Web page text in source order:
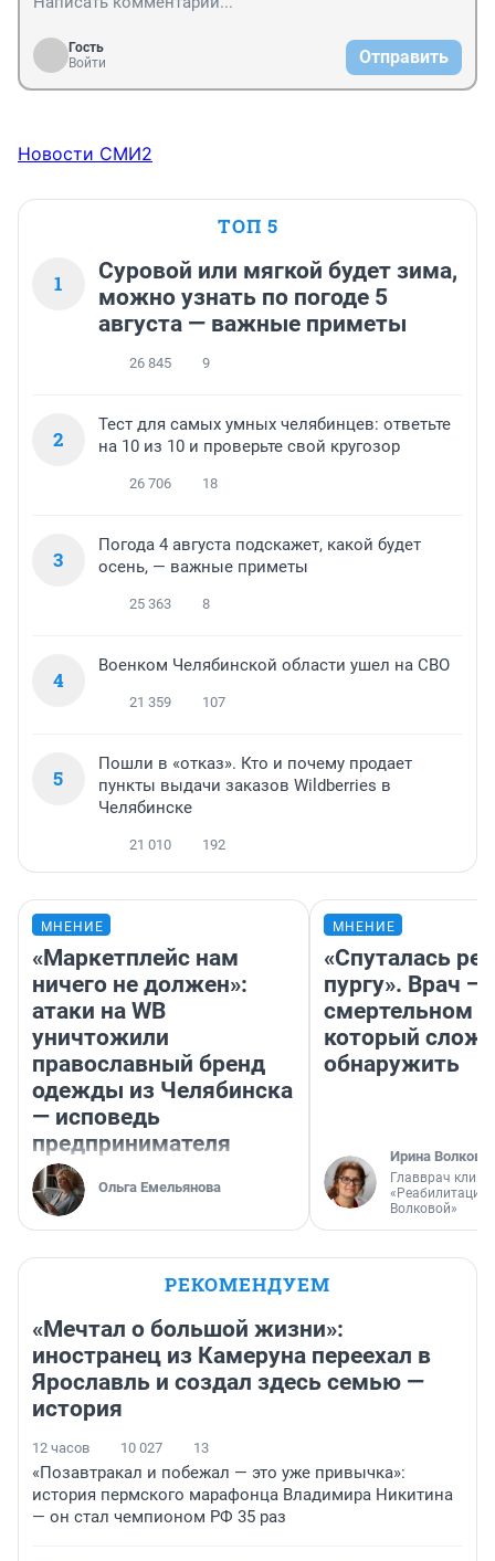
Гость
Войти
Отправить
Новости СМИ2
ТОП 5
1
Суровой или мягкой будет зима,
можно узнать по погоде 5
августа — важные приметы
26 845 9
2
Тест для самых умных челябинцев: ответьте
на 10 из 10 и проверьте свой кругозор
26 706 18
3
Погода 4 августа подскажет, какой будет
осень, — важные приметы
25 363 8
4
Военком Челябинской области ушел на СВО
21 359 107
5
Пошли в «отказ». Кто и почему продает
пункты выдачи заказов Wildberries в
Челябинске
21 010 192
МНЕНИЕ
«Маркетплейс нам
ничего не должен»:
атаки на WB
уничтожили
православный бренд
одежды из Челябинска
— исповедь
предпринимателя
Ольга Емельянова
МНЕНИЕ
«Спуталась
пургу». Врач —
смертельном
который
обнаружить
Ирина Волкова
Главврач
«Реабилитация
Волковой»
РЕКОМЕНДУЕМ
«Мечтал о большой жизни»:
иностранец из Камеруна переехал в
Ярославль и создал здесь семью —
история
12 часов 10 027 13
«Позавтракал и побежал — это уже привычка»:
история пермского марафонца Владимира Никитина
— он стал чемпионом РФ 35 раз